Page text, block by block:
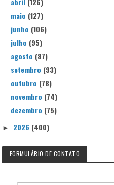
maio (127)
junho (106)
julho (95)
agosto (87)
setembro (93)
outubro (78)
novembro (74)
dezembro (75)
► 2026 (400)
FORMULÁRIO DE CONTATO